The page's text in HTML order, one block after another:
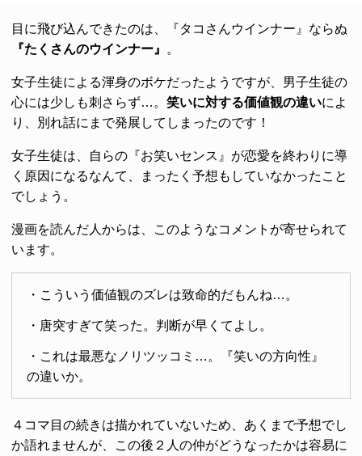
目に飛び込んできたのは、『タコさんウインナー』ならぬ
『たくさんのウインナー』
。
女子生徒による渾身のボケだったようですが、男子生徒の
心には少しも刺さらず…。 笑いに対する価値観の違いによ
り、別れ話にまで発展してしまったのです！
女子生徒は、自らの『お笑いセンス』が恋愛を終わりに導
く原因になるなんて、まったく予想もしていなかったこと
でしょう。
漫画を読んだ人からは、このようなコメントが寄せられて
います。
・こういう価値観のズレは致命的だもんね…。
・唐突すぎて笑った。判断が早くてよし。
・これは最悪なノリツッコミ…。『笑いの方向性』
の違いか。
４コマ目の続きは描かれていないため、あくまで予想でし
か語れませんが、この後２人の仲がどうなったかは容易に